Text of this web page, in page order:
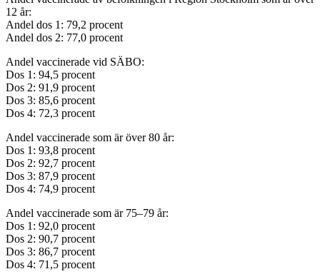
12 år:
Andel dos 1: 79,2 procent
Andel dos 2: 77,0 procent
Andel vaccinerade vid SÄBO:
Dos 1: 94,5 procent
Dos 2: 91,9 procent
Dos 3: 85,6 procent
Dos 4: 72,3 procent
Andel vaccinerade som är över 80 år:
Dos 1: 93,8 procent
Dos 2: 92,7 procent
Dos 3: 87,9 procent
Dos 4: 74,9 procent
Andel vaccinerade som är 75–79 år:
Dos 1: 92,0 procent
Dos 2: 90,7 procent
Dos 3: 86,7 procent
Dos 4: 71,5 procent